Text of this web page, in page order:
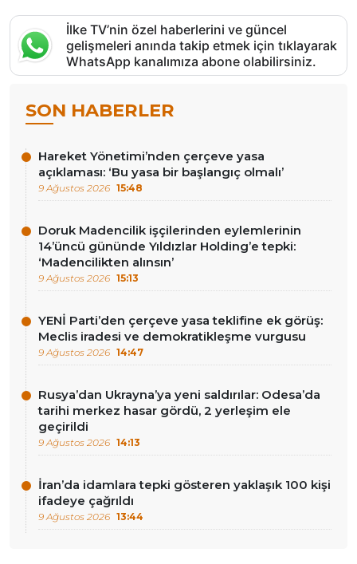
İlke TV’nin özel haberlerini ve güncel
gelişmeleri anında takip etmek için tıklayarak
WhatsApp kanalımıza abone olabilirsiniz.
SON HABERLER
Hareket Yönetimi’nden çerçeve yasa
açıklaması: ‘Bu yasa bir başlangıç olmalı’
9 Ağustos 2026 15:48
Doruk Madencilik işçilerinden eylemlerinin
14’üncü gününde Yıldızlar Holding’e tepki:
‘Madencilikten alınsın’
9 Ağustos 2026 15:13
YENİ Parti’den çerçeve yasa teklifine ek görüş:
Meclis iradesi ve demokratikleşme vurgusu
9 Ağustos 2026 14:47
Rusya’dan Ukrayna’ya yeni saldırılar: Odesa’da
tarihi merkez hasar gördü, 2 yerleşim ele
geçirildi
9 Ağustos 2026 14:13
İran’da idamlara tepki gösteren yaklaşık 100 kişi
ifadeye çağrıldı
9 Ağustos 2026 13:44